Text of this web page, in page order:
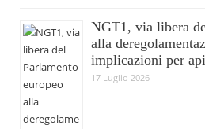
NGT1, via libera
alla
implicazioni per
17 Luglio 2026